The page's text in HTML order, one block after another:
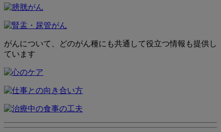
がんについて、どのがん種にも共通して役立つ情報も提供し
ています